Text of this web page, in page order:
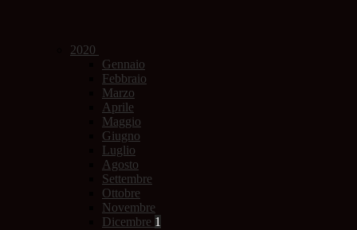
2020
Gennaio
Febbraio
Marzo
Aprile
Maggio
Giugno
Luglio
Agosto
Settembre
Ottobre
Novembre
Dicembre 1